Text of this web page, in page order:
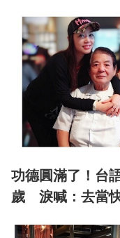
功德圓滿了！台
歲 淚喊：去當